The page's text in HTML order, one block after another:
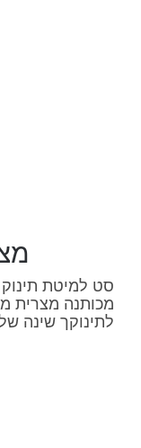
סט למיטת
מכותנה מצרית
לתינוקך שינה